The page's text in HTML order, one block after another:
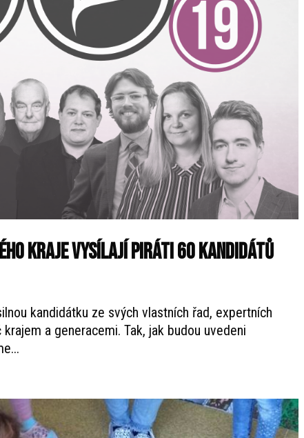
kraje vysílají Piráti 60 kandidátů
kandidátku ze svých vlastních řad, expertních
a generacemi. Tak, jak budou uvedeni